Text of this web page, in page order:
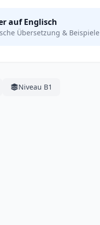
auf Englisch
Übersetzung & Beispiele
Niveau B1